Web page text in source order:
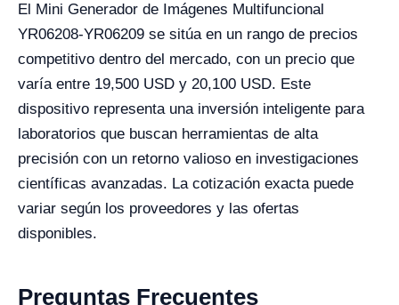
El Mini Generador de Imágenes Multifuncional
YR06208-YR06209 se sitúa en un rango de precios
competitivo dentro del mercado, con un precio que
varía entre 19,500 USD y 20,100 USD. Este
dispositivo representa una inversión inteligente para
laboratorios que buscan herramientas de alta
precisión con un retorno valioso en investigaciones
científicas avanzadas. La cotización exacta puede
variar según los proveedores y las ofertas
disponibles.
Preguntas Frecuentes